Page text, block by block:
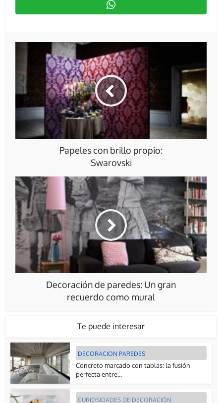
Papeles con brillo propio:
Swarovski
Decoración de paredes: Un gran
recuerdo como mural
Te puede interesar
DECORACION PAREDES
Concreto marcado con tablas: la fusión
perfecta entre...
CURIOSIDADES DE DECORACIÓN